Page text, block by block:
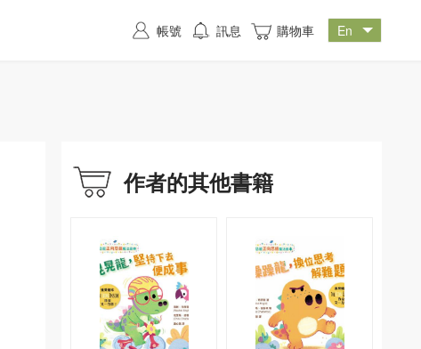
作者的其他書籍
帳號 訊息 購物車